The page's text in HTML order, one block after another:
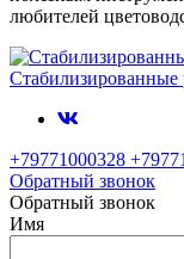
любителей
+79771000328
Обратный звонок
Обратный звонок
Имя